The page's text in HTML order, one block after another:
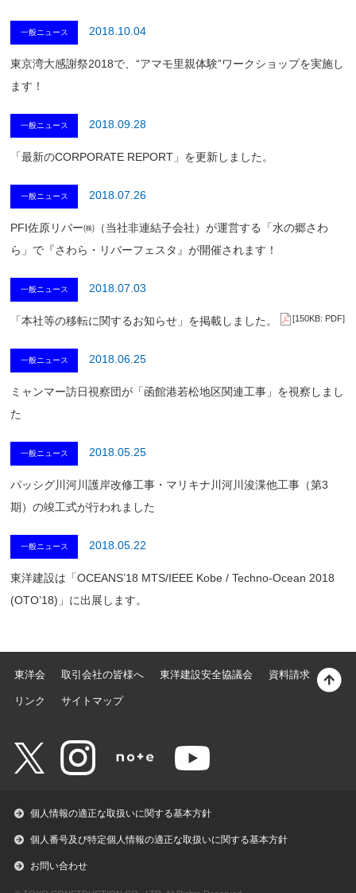
一般ニュース 2018.10.04
東京湾大感謝祭2018で、“アマモ里親体験”ワークショップを実施し
ます！
一般ニュース 2018.09.28
「最新のCORPORATE REPORT」を更新しました。
一般ニュース 2018.07.26
PFI佐原リバー㈱（当社非連結子会社）が運営する「水の郷さわ
ら」で『さわら・リバーフェスタ』が開催されます！
一般ニュース 2018.07.03
「本社等の移転に関するお知らせ」を掲載しました。 [150KB: PDF]
一般ニュース 2018.06.25
ミャンマー訪日視察団が「函館港若松地区関連工事」を視察しまし
た
一般ニュース 2018.05.25
パッシグ川河川護岸改修工事・マリキナ川河川浚渫他工事（第3
期）の竣工式が行われました
一般ニュース 2018.05.22
東洋建設は「OCEANS’18 MTS/IEEE Kobe / Techno-Ocean 2018
(OTO’18)」に出展します。
東洋会 取引会社の皆様へ 東洋建設安全協議会 資料請求
リンク サイトマップ
個人情報の適正な取扱いに関する基本方針
個人番号及び特定個人情報の適正な取扱いに関する基本方針
お問い合わせ